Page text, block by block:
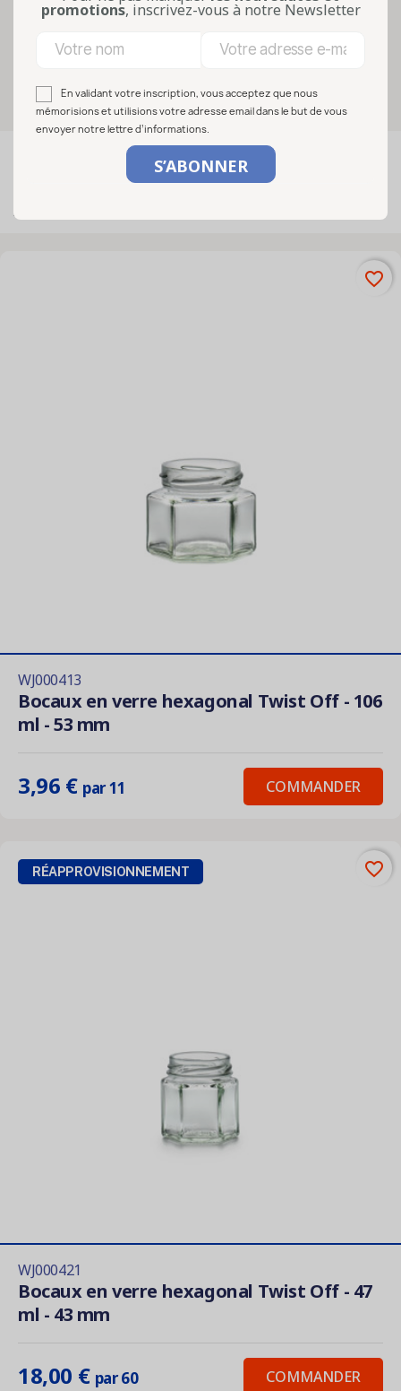
apporte une présentation premium,...
Lire la suite
Sélectionnez vos options
Pertinence
Affichage 1-5 de 5 article(s)
WJ000413
Bocaux en verre hexagonal Twist Off - 106
ml - 53 mm
3,96 € par 11 COMMANDER
favorite_border
WJ000421
Bocaux en verre hexagonal Twist Off - 47
ml - 43 mm
18,00 € par 60 COMMANDER
RÉAPPROVISIONNEMENT favorite_border
promotions, inscrivez-vous à notre Newsletter
En validant votre inscription, vous acceptez que nous
mémorisions et utilisions votre adresse email dans le but de vous
envoyer notre lettre d’informations.